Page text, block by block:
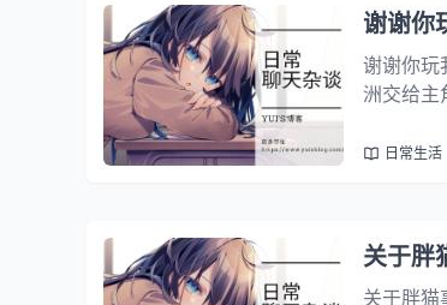
谢谢你
谢谢你玩
洲交给主
是一个工
日常生活
关于胖
关于胖猫